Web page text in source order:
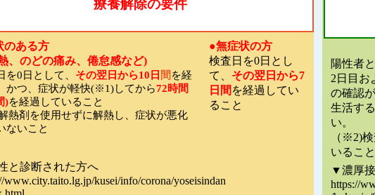
療養解除の要件
のある方
熱、のどの痛み、倦怠感など)
を0日として、 その翌日から10日 間 を経
かつ、症状が軽快(※1)してから72時間
)を経過していること
熱剤を使用せずに解熱し、症状が悪化
ないこと
●無症状の方
検査日を0日とし
て、 その翌日から7
日間 を経過してい
ること
と診断された方へ
www.city.taito.lg.jp/kusei/info/corona/yoseisindan
陽性者
2日目お
の確認
生活す
い。
（※2)
いること
▼濃厚
https://